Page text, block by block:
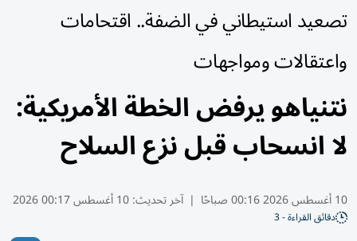
تصعيد استيطاني في الضفة.. اقتحامات
واعتقالات ومواجهات
نتنياهو يرفض الخطة الأمريكية:
لا انسحاب قبل نزع السلاح
10 أغسطس 2026 00:16 صباحًا | آخر تحديث:10 أغسطس 00:17 2026
دقائق القراءة - 3